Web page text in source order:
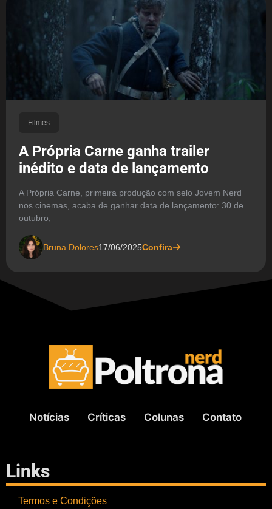
Filmes
A Própria Carne ganha trailer
inédito e data de lançamento
A Própria Carne, primeira produção com selo Jovem Nerd
nos cinemas, acaba de ganhar data de lançamento: 30 de
outubro,
Bruna Dolores17/06/2025Confira
Notícias Críticas Colunas Contato
Links
Termos e Condições